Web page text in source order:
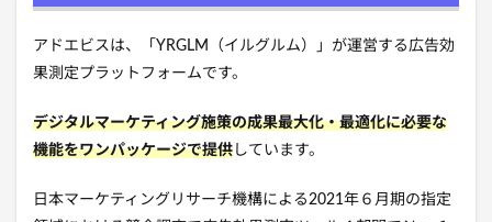
アドエビスは、「YRGLM（イルグルム）」が運営する広告効
果測定プラットフォームです。
デジタルマーケティング施策の成果最大化・最適化に必要な
機能をワンパッケージで提供 しています。
日本マーケティングリサーチ機構による2021年６月期の指定